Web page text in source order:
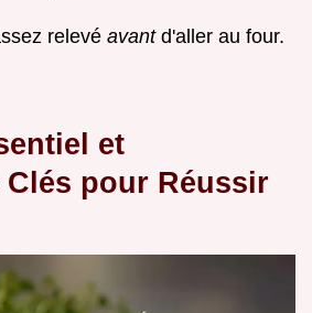
relevé avant d'aller au four.
et
pour Réussir